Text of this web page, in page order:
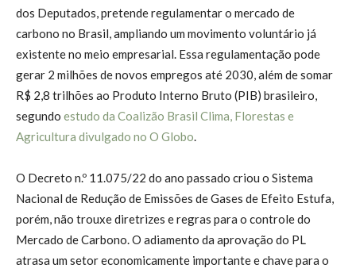
dos Deputados, pretende regulamentar o mercado de
carbono no Brasil, ampliando um movimento voluntário já
existente no meio empresarial. Essa regulamentação pode
gerar 2 milhões de novos empregos até 2030, além de somar
R$ 2,8 trilhões ao Produto Interno Bruto (PIB) brasileiro,
segundo estudo da Coalizão Brasil Clima, Florestas e
Agricultura divulgado no O Globo
O Decreto n.º 11.075/22 do ano passado criou o Sistema
Nacional de Redução de Emissões de Gases de Efeito Estufa,
porém, não trouxe diretrizes e regras para o controle do
Mercado de Carbono. O adiamento da aprovação do PL
atrasa um setor economicamente importante e chave para o